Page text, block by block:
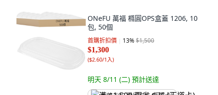
ONeFU 萬福 橢圓OPS盒蓋 1206, 10
包, 50個
首購折扣價 13%$1,500
$1,300
($2.60/1入)
明天 8/11 (二) 預計送達